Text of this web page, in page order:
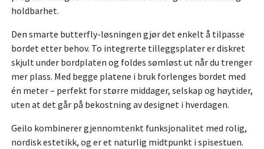
holdbarhet.
Den smarte butterfly-løsningen gjør det enkelt å tilpasse
bordet etter behov. To integrerte tilleggsplater er diskret
skjult under bordplaten og foldes sømløst ut når du trenger
mer plass. Med begge platene i bruk forlenges bordet med
én meter – perfekt for større middager, selskap og høytider,
uten at det går på bekostning av designet i hverdagen.
Geilo kombinerer gjennomtenkt funksjonalitet med rolig,
nordisk estetikk, og er et naturlig midtpunkt i spisestuen.